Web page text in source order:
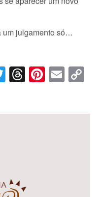
um julgamento só…
Twitter
Threads